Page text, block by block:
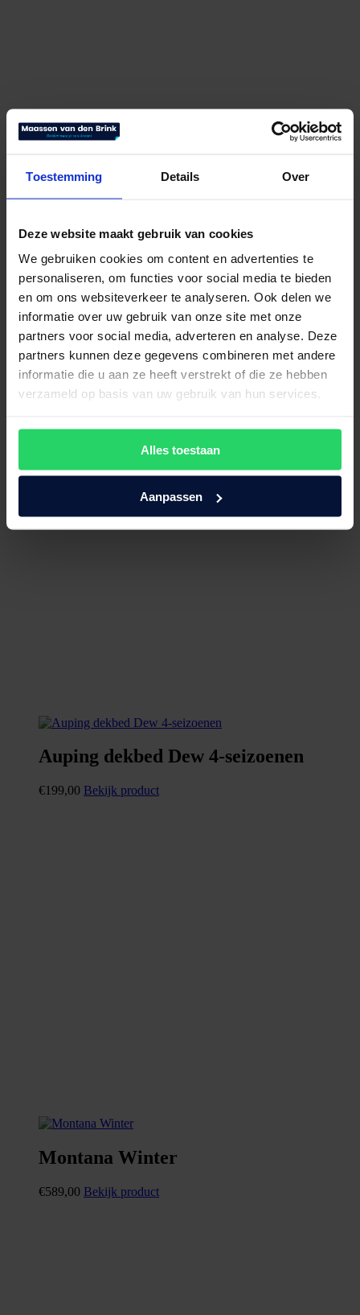
Toestemming Details Over
Deze website maakt gebruik van cookies
We gebruiken cookies om content en advertenties te
personaliseren, om functies voor social media te bieden
en om ons websiteverkeer te analyseren. Ook delen we
informatie over uw gebruik van onze site met onze
partners voor social media, adverteren en analyse. Deze
partners kunnen deze gegevens combineren met andere
informatie die u aan ze heeft verstrekt of die ze hebben
verzameld op basis van uw gebruik van hun services.
Alles toestaan
Aanpassen
Supreme Winter
€669,00 Bekijk product
Auping dekbed Dew 4-seizoenen
€199,00 Bekijk product
Montana Winter
€589,00 Bekijk product